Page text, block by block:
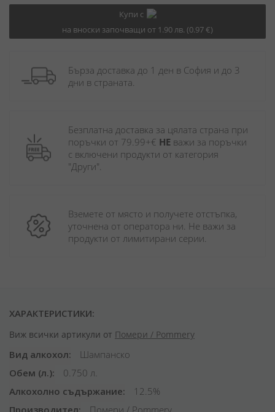
Купи с
на вноски започващи от 1.90 лв. (0.97 €)
Бърза доставка до 1 ден в София и до 3
дни в страната.
Безплатна доставка за цялата страна при
поръчки от 79.99+€ НЕ важи за поръчки
с включени продукти от категория
"Други".
Вземете от място и получете отстъпка,
уточнена от оператора ни. Не важи за
продукти от лимитирани серии.
ХАРАКТЕРИСТИКИ:
Виж всички артикули от Помери / Pommery
Вид алкохол
Шампанско
Обем (л.)
0.750 л.
Алкохолно съдържание
12.5%
Производител
Помери / Pommery